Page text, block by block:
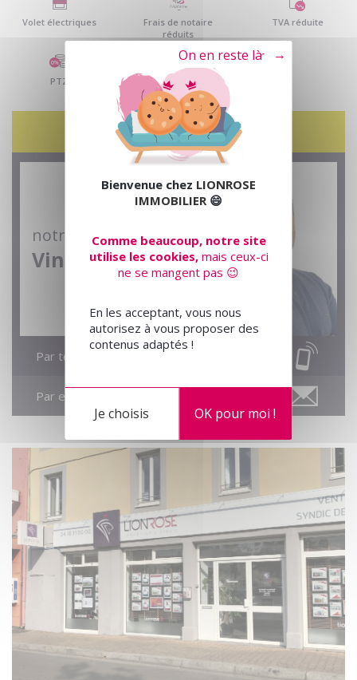
Volet électriques
Frais de notaire
réduits
TVA réduite
PTZ
Contactez-nous
notre conseiller
Vincent
Par téléphone
Par email
Bienvenue chez LIONROSE
IMMOBILIER😄
Comme beaucoup, notre site
utilise les cookies,mais ceux-ci
ne se mangent pas 😉
En les acceptant, vous nous
autorisez à vous proposer des
contenus adaptés !
OK pour moi !
Tout refuser
Je choisis